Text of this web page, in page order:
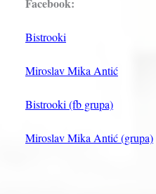
Facebook:
Bistrooki
Miroslav Mika Antić
Bistrooki (fb grupa)
Miroslav Mika Antić (grupa)